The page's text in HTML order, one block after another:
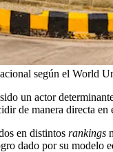
según el World
un actor
de manera directa
en distintos rankings
dado por su